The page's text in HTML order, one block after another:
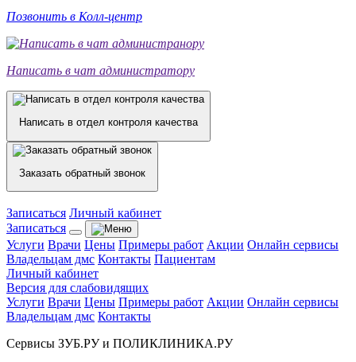
Позвонить в Колл-центр
Написать в чат администратору
Написать в отдел контроля качества
Заказать обратный звонок
Записаться Личный кабинет
Записаться
Услуги Врачи Цены Примеры работ Акции Онлайн сервисы
Владельцам дмс Контакты Пациентам
Личный кабинет
Версия для слабовидящих
Услуги Врачи Цены Примеры работ Акции Онлайн сервисы
Владельцам дмс Контакты
Сервисы ЗУБ.РУ и ПОЛИКЛИНИКА.РУ